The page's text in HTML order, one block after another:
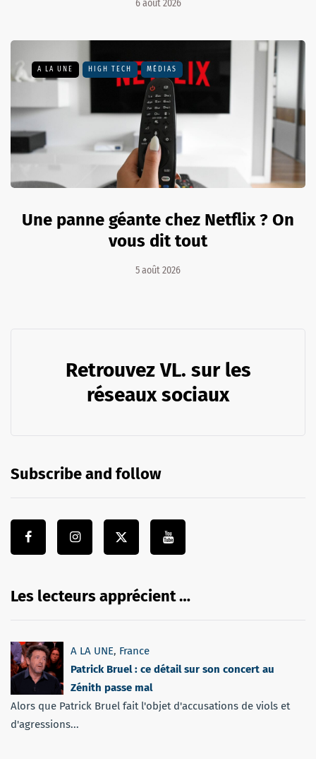
6 août 2026
A LA UNE HIGH TECH MÉDIAS
Une panne géante chez Netflix ? On
vous dit tout
5 août 2026
Retrouvez VL. sur les
réseaux sociaux
Subscribe and follow
Les lecteurs apprécient …
A LA UNE, France
Patrick Bruel : ce détail sur son concert au
Zénith passe mal
Alors que Patrick Bruel fait l'objet d'accusations de viols et
d'agressions...